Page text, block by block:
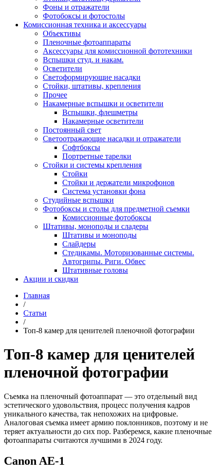
Фоны и отражатели
Фотобоксы и фотостолы
Комиссионная техника и аксессуары
Объективы
Пленочные фотоаппараты
Аксессуары для комиссионной фототехники
Вспышки студ. и накам.
Осветители
Светоформирующие насадки
Стойки, штативы, крепления
Прочее
Накамерные вспышки и осветители
Вспышки, флешметры
Накамерные осветители
Постоянный свет
Светоотражающие насадки и отражатели
Софтбоксы
Портретные тарелки
Стойки и системы крепления
Стойки
Стойки и держатели микрофонов
Система установки фона
Студийные вспышки
Фотобоксы и столы для предметной съемки
Комиссионные фотобоксы
Штативы, моноподы и сладеры
Штативы и моноподы
Слайдеры
Стедикамы. Моторизованные системы.
Автогрипы. Риги. Обвес
Штативные головы
Акции и скидки
Главная
/
Статьи
/
Топ-8 камер для ценителей пленочной фотографии
Топ-8 камер для ценителей
пленочной фотографии
Съемка на пленочный фотоаппарат — это отдельный вид
эстетического удовольствия, процесс получения кадров
уникального качества, так непохожих на цифровые.
Аналоговая съемка имеет армию поклонников, поэтому и не
теряет актуальности до сих пор. Разберемся, какие пленочные
фотоаппараты считаются лучшими в 2024 году.
Canon AE-1